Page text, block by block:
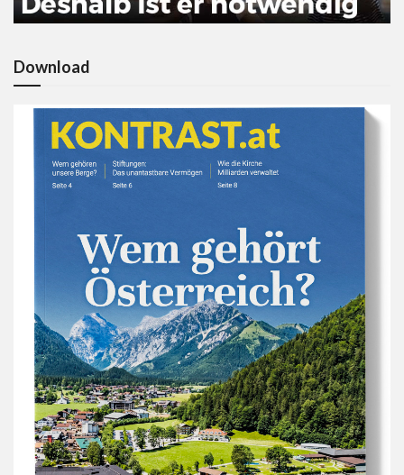
Download